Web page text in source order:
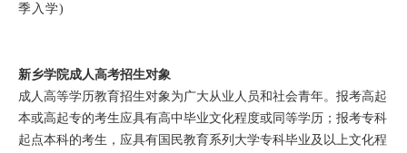
季入学)
新乡学院成人高考招生对象
成人高等学历教育招生对象为广大从业人员和社会青年。报考高起
本或高起专的考生应具有高中毕业文化程度或同等学历；报考专科
起点本科的考生，应具有国民教育系列大学专科毕业及以上文化程